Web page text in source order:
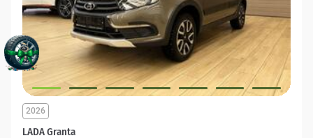
LADA Granta
2026